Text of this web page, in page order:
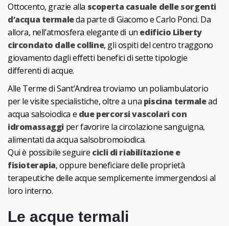
Ottocento, grazie alla scoperta casuale delle sorgenti
d’acqua termaleda parte di Giacomo e Carlo Ponci. Da
allora, nell’atmosfera elegante di un edificio Liberty
circondato dalle colline, gli ospiti del centro traggono
giovamento dagli effetti benefici di sette tipologie
differenti di acque.
Alle Terme di Sant’Andrea troviamo un poliambulatorio
per le visite specialistiche, oltre a una piscina termalead
acqua salsoiodica e due percorsi vascolari con
idromassaggi per favorire la circolazione sanguigna,
alimentati da acqua salsobromoiodica.
Qui è possibile seguire cicli di riabilitazione e
fisioterapia, oppure beneficiare delle proprietà
terapeutiche delle acque semplicemente immergendosi al
loro interno.
Le acque termali